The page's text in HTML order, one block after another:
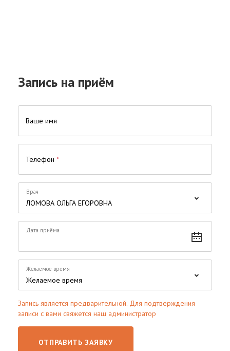
Запись на приём
Ваше имя
Телефон *
Врач
Дата приёма
Желаемое время
Запись является предварительной. Для подтверждения
записи с вами свяжется наш администратор
ОТПРАВИТЬ ЗАЯВКУ